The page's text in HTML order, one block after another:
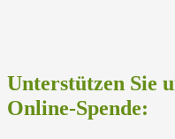
Unterstützen Sie
Online-Spende: